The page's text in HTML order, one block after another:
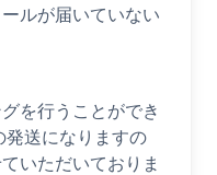
ルが届いていない
を行うことができ
発送になりますの
いただいておりま